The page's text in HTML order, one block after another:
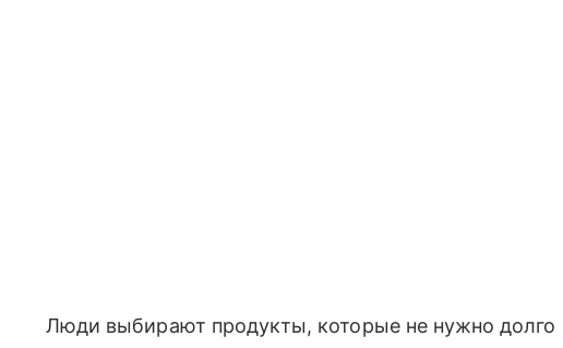
Люди выбирают продукты, которые не нужно долго